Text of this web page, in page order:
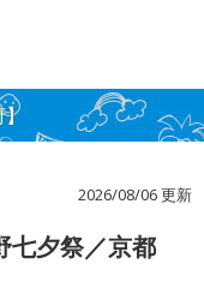
2026/08/06 更新
七夕祭／京都